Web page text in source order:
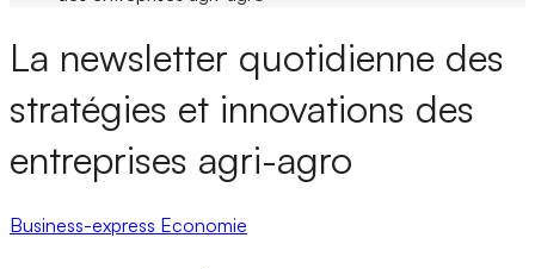
La newsletter quotidienne des
stratégies et innovations des
entreprises agri-agro
Business-express Economie